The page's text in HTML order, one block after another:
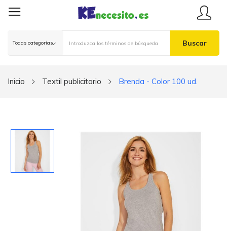
Buscar
Inicio Textil publicitario Brenda - Color 100 ud.